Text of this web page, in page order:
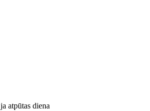
ja atpūtas diena